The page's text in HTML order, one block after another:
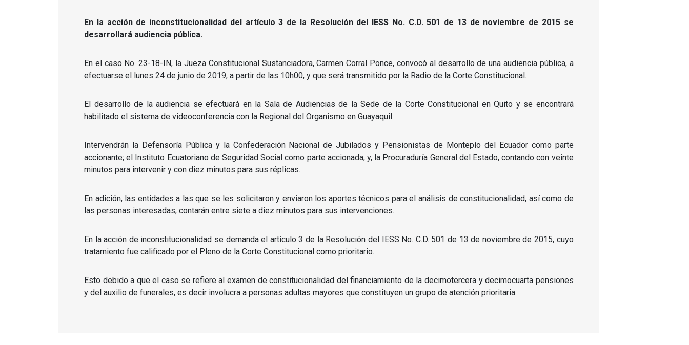
En la acción de inconstitucionalidad del artículo 3 de la Resolución del IESS No. C.D. 501 de 13 de noviembre de 2015se
desarrollará audiencia pública.
En el caso No. 23-18-IN, la Jueza Constitucional Sustanciadora, Carmen Corral Ponce, convocó al desarrollo de una audiencia pública, a
efectuarse el lunes 24 de junio de 2019, a partir de las 10h00, y que será transmitido por la Radio de la Corte Constitucional.
El desarrollo de la audiencia se efectuará en la Sala de Audiencias de la Sede de la Corte Constitucional en Quito y se encontrará
habilitado el sistema de videoconferencia con la Regional del Organismo en Guayaquil.
Intervendrán la Defensoría Pública y la Confederación Nacional de Jubilados y Pensionistas de Montepío del Ecuador como parte
accionante; el Instituto Ecuatoriano de Seguridad Social como parte accionada; y, la Procuraduría General del Estado, contando con veinte
minutos para intervenir y con diez minutos para sus réplicas.
En adición, las entidades a las que se les solicitaron y enviaron los aportes técnicos para el análisis de constitucionalidad, así como de
las personas interesadas, contarán entre siete a diez minutos para sus intervenciones.
En la acción de inconstitucionalidad se demanda el artículo 3 de la Resolución del IESS No. C.D. 501 de 13 de noviembre de 2015, cuyo
tratamiento fue calificado por el Pleno de la Corte Constitucional como prioritario.
Esto debido a que el caso se refiere al examen de constitucionalidad del financiamiento de la decimotercera y decimocuarta pensiones
y del auxilio de funerales, es decir involucra a personas adultas mayores que constituyen un grupo de atención prioritaria.